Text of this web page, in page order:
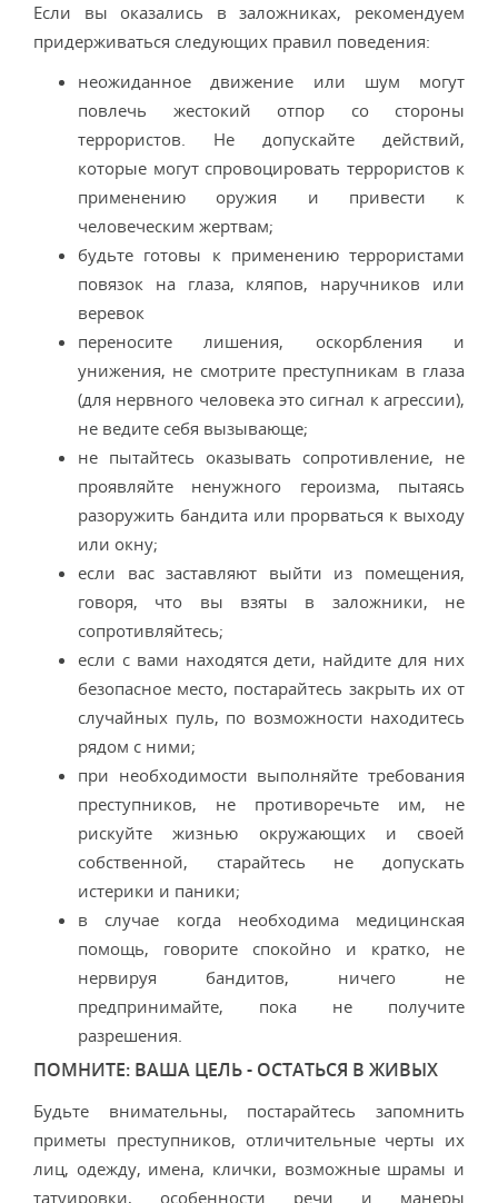
Если вы оказались в заложниках, рекомендуем
придерживаться следующих правил поведения:
неожиданное движение или шум могут
повлечь жестокий отпор со стороны
террористов. Не допускайте действий,
которые могут спровоцировать террористов к
применению оружия и привести к
человеческим жертвам;
будьте готовы к применению террористами
повязок на глаза, кляпов, наручников или
веревок
переносите лишения, оскорбления и
унижения, не смотрите преступникам в глаза
(для нервного человека это сигнал к агрессии),
не ведите себя вызывающе;
не пытайтесь оказывать сопротивление, не
проявляйте ненужного героизма, пытаясь
разоружить бандита или прорваться к выходу
или окну;
если вас заставляют выйти из помещения,
говоря, что вы взяты в заложники, не
сопротивляйтесь;
если с вами находятся дети, найдите для них
безопасное место, постарайтесь закрыть их от
случайных пуль, по возможности находитесь
рядом с ними;
при необходимости выполняйте требования
преступников, не противоречьте им, не
рискуйте жизнью окружающих и своей
собственной, старайтесь не допускать
истерики и паники;
в случае когда необходима медицинская
помощь, говорите спокойно и кратко, не
нервируя бандитов, ничего не
предпринимайте, пока не получите
разрешения.
ПОМНИТЕ: ВАША ЦЕЛЬ - ОСТАТЬСЯ В ЖИВЫХ
Будьте внимательны, постарайтесь запомнить
приметы преступников, отличительные черты их
лиц, одежду, имена, клички, возможные шрамы и
татуировки, особенности речи и манеры